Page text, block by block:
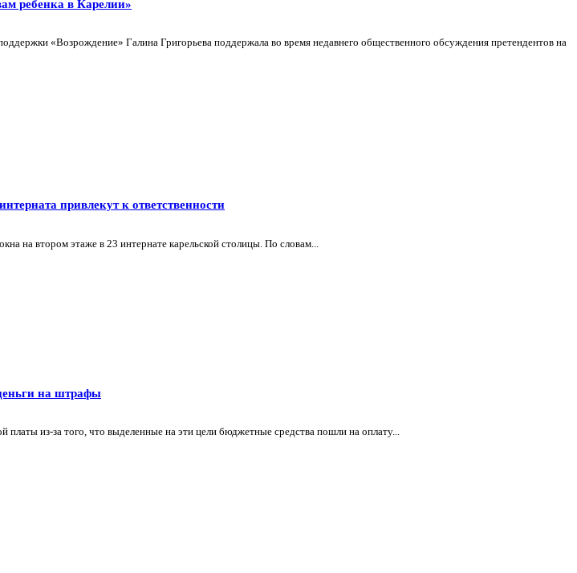
ребенка в Карелии»
«Возрождение» Галина Григорьева поддержала во время недавнего общественного обсуждения претендентов на
привлекут к ответственности
на втором этаже в 23 интернате карельской столицы. По словам...
на штрафы
из-за того, что выделенные на эти цели бюджетные средства пошли на оплату...